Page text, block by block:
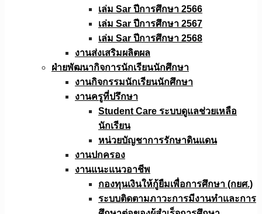
เล่ม Sar ปีการศึกษา 2566
เล่ม Sar ปีการศึกษา 2567
เล่ม Sar ปีการศึกษา 2568
งานส่งเสริมผลิตผล
ฝ่ายพัฒนากิจการนักเรียนนักศึกษา
งานกิจกรรมนักเรียนนักศึกษา
งานครูที่ปรึกษา
Student Care ระบบดูแลช่วยเหลือ
นักเรียน
หน่วยบัญชาการรักษาดินแดน
งานปกครอง
งานแนะแนวอาชีพ
กองทุนเงินให้กู้ยืมเพื่อการศึกษา (กยศ.)
ระบบติดตามภาวะการมีงานทำและการ